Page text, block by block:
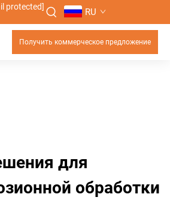
protected] RU
Получить коммерческое предложение
для
обработки